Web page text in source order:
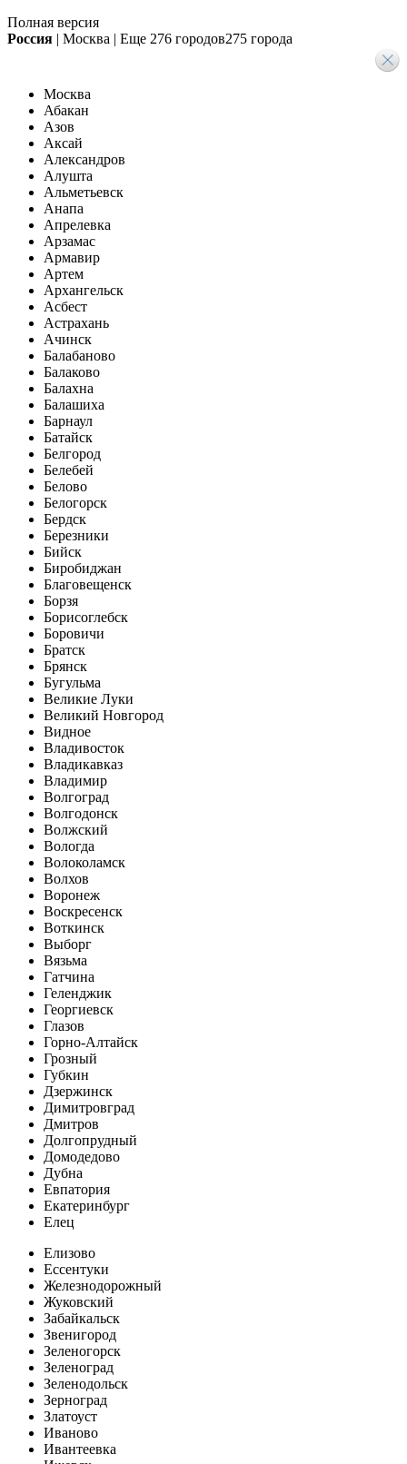
Полная версия
Россия | Москва | Еще 276 городов275 города
Москва
Абакан
Азов
Аксай
Александров
Алушта
Альметьевск
Анапа
Апрелевка
Арзамас
Армавир
Артем
Архангельск
Асбест
Астрахань
Ачинск
Балабаново
Балаково
Балахна
Балашиха
Барнаул
Батайск
Белгород
Белебей
Белово
Белогорск
Бердск
Березники
Бийск
Биробиджан
Благовещенск
Борзя
Борисоглебск
Боровичи
Братск
Брянск
Бугульма
Великие Луки
Великий Новгород
Видное
Владивосток
Владикавказ
Владимир
Волгоград
Волгодонск
Волжский
Вологда
Волоколамск
Волхов
Воронеж
Воскресенск
Воткинск
Выборг
Вязьма
Гатчина
Геленджик
Георгиевск
Глазов
Горно-Алтайск
Грозный
Губкин
Дзержинск
Димитровград
Дмитров
Долгопрудный
Домодедово
Дубна
Евпатория
Екатеринбург
Елец
Елизово
Ессентуки
Железнодорожный
Жуковский
Забайкальск
Звенигород
Зеленогорск
Зеленоград
Зеленодольск
Зерноград
Златоуст
Иваново
Ивантеевка